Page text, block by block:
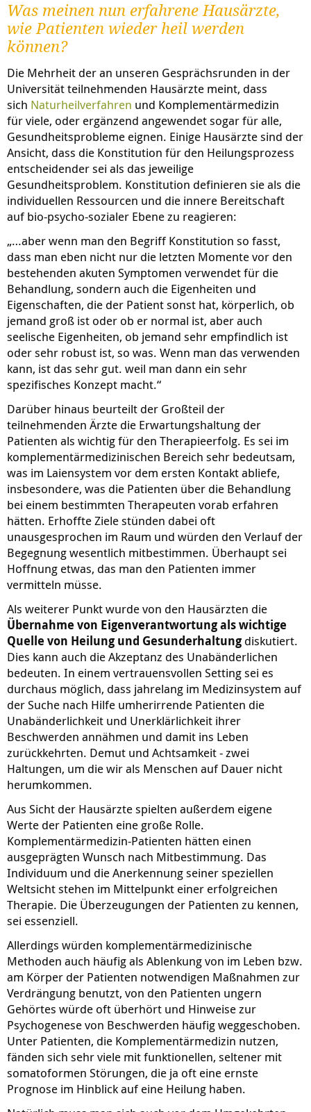
Was meinen nun erfahrene Hausärzte,
wie Patienten wieder heil werden
können?
Die Mehrheit der an unseren Gesprächsrunden in der
Universität teilnehmenden Hausärzte meint, dass
sich Naturheilverfahren und Komplementärmedizin
für viele, oder ergänzend angewendet sogar für alle,
Gesundheitsprobleme eignen. Einige Hausärzte sind der
Ansicht, dass die Konstitution für den Heilungsprozess
entscheidender sei als das jeweilige
Gesundheitsproblem. Konstitution definieren sie als die
individuellen Ressourcen und die innere Bereitschaft
auf bio-psycho-sozialer Ebene zu reagieren:
„…aber wenn man den Begriff Konstitution so fasst,
dass man eben nicht nur die letzten Momente vor den
bestehenden akuten Symptomen verwendet für die
Behandlung, sondern auch die Eigenheiten und
Eigenschaften, die der Patient sonst hat, körperlich, ob
jemand groß ist oder ob er normal ist, aber auch
seelische Eigenheiten, ob jemand sehr empfindlich ist
oder sehr robust ist, so was. Wenn man das verwenden
kann, ist das sehr gut. weil man dann ein sehr
spezifisches Konzept macht.“
Darüber hinaus beurteilt der Großteil der
teilnehmenden Ärzte die Erwartungshaltung der
Patienten als wichtig für den Therapieerfolg. Es sei im
komplementärmedizinischen Bereich sehr bedeutsam,
was im Laiensystem vor dem ersten Kontakt abliefe,
insbesondere, was die Patienten über die Behandlung
bei einem bestimmten Therapeuten vorab erfahren
hätten. Erhoffte Ziele stünden dabei oft
unausgesprochen im Raum und würden den Verlauf der
Begegnung wesentlich mitbestimmen. Überhaupt sei
Hoffnung etwas, das man den Patienten immer
vermitteln müsse.
Als weiterer Punkt wurde von den Hausärzten die
Übernahme von Eigenverantwortung als wichtige
Quelle von Heilung und Gesunderhaltung diskutiert.
Dies kann auch die Akzeptanz des Unabänderlichen
bedeuten. In einem vertrauensvollen Setting sei es
durchaus möglich, dass jahrelang im Medizinsystem auf
der Suche nach Hilfe umherirrende Patienten die
Unabänderlichkeit und Unerklärlichkeit ihrer
Beschwerden annähmen und damit ins Leben
zurückkehrten. Demut und Achtsamkeit - zwei
Haltungen, um die wir als Menschen auf Dauer nicht
herumkommen.
Aus Sicht der Hausärzte spielten außerdem eigene
Werte der Patienten eine große Rolle.
Komplementärmedizin-Patienten hätten einen
ausgeprägten Wunsch nach Mitbestimmung. Das
Individuum und die Anerkennung seiner speziellen
Weltsicht stehen im Mittelpunkt einer erfolgreichen
Therapie. Die Überzeugungen der Patienten zu kennen,
sei essenziell.
Allerdings würden komplementärmedizinische
Methoden auch häufig als Ablenkung von im Leben bzw.
am Körper der Patienten notwendigen Maßnahmen zur
Verdrängung benutzt, von den Patienten ungern
Gehörtes würde oft überhört und Hinweise zur
Psychogenese von Beschwerden häufig weggeschoben.
Unter Patienten, die Komplementärmedizin nutzen,
fänden sich sehr viele mit funktionellen, seltener mit
somatoformen Störungen, die ja oft eine ernste
Prognose im Hinblick auf eine Heilung haben.